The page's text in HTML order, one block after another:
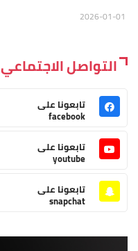
التواصل الاجتماعي
تابعونا على
facebook
تابعونا على
youtube
تابعونا على
snapchat